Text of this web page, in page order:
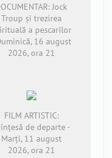
Jock
Troup și trezirea
a pescarilor
16 august
2026, ora 21
FILM ARTISTIC:
de departe -
Marți, 11 august
2026, ora 21